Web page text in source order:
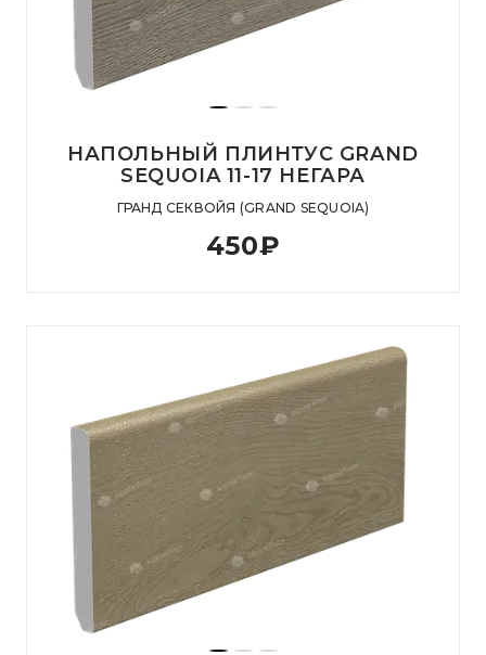
НАПОЛЬНЫЙ ПЛИНТУС GRAND
SEQUOIA 11-17 НЕГАРА
ГРАНД СЕКВОЙЯ (GRAND SEQUOIA)
450₽